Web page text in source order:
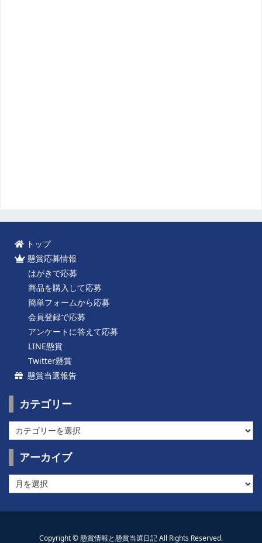
トップ
懸賞応募情報
はがきで応募
商品を購入して応募
簡単フォームから応募
会員登録で応募
アンケートに答えて応募
LINE懸賞
Twitter懸賞
懸賞当選報告
カテゴリー
カ
テ
ゴ
ー
アーカイブ
ー
イ
Copyright ©懸賞情報と懸賞当選日記All Rights Reserved.